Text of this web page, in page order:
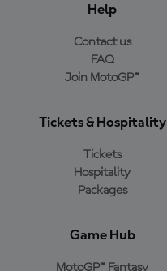
Help
Contact us
FAQ
Join MotoGP™
Tickets & Hospitality
Tickets
Hospitality
Packages
Game Hub
MotoGP™ Fantasy